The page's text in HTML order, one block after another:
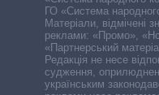
ГО «Система
Матеріали, відмічені
реклами: «Промо»,
«Партнерський
Редакція не несе
судження,
українським